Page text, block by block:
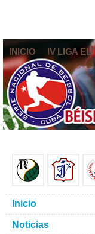
INICIO IV LIGA
Inicio
Noticias